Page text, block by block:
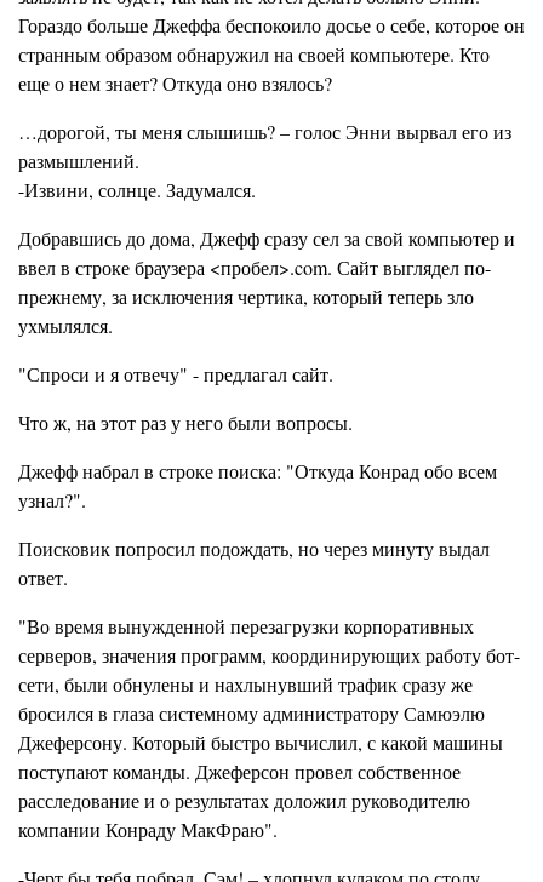
Гораздо больше Джеффа беспокоило досье о себе, которое он
странным образом обнаружил на своей компьютере. Кто
еще о нем знает? Откуда оно взялось?
…дорогой, ты меня слышишь? – голос Энни вырвал его из
размышлений.
-Извини, солнце. Задумался.
Добравшись до дома, Джефф сразу сел за свой компьютер и
ввел в строке браузера <пробел>.com. Сайт выглядел по-
прежнему, за исключения чертика, который теперь зло
ухмылялся.
"Спроси и я отвечу" - предлагал сайт.
Что ж, на этот раз у него были вопросы.
Джефф набрал в строке поиска: "Откуда Конрад обо всем
узнал?".
Поисковик попросил подождать, но через минуту выдал
ответ.
"Во время вынужденной перезагрузки корпоративных
серверов, значения программ, координирующих работу бот-
сети, были обнулены и нахлынувший трафик сразу же
бросился в глаза системному администратору Самюэлю
Джеферсону. Который быстро вычислил, с какой машины
поступают команды. Джеферсон провел собственное
расследование и о результатах доложил руководителю
компании Конраду МакФраю".